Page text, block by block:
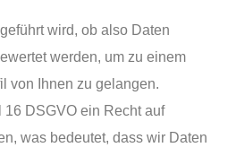
wird, ob also Daten
werden, um zu einem
von Ihnen zu gelangen.
16 DSGVO ein Recht auf
was bedeutet, dass wir Daten